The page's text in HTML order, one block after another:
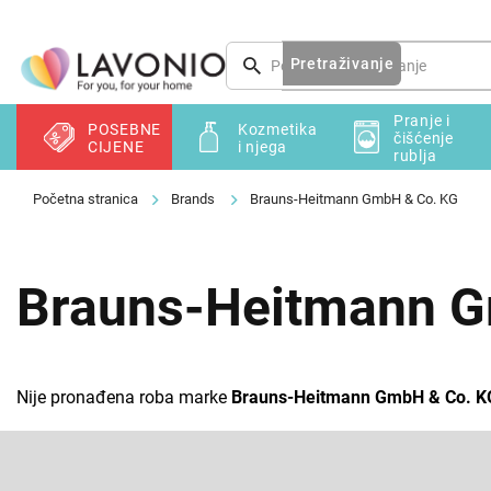
sadržaj
Pretraživanje
POSEBNE
CIJENE
Kozmetika
i njega
Pranje i
čišćenje
rublja
Brands Brauns-Heitmann GmbH & Co. KG
Brauns-Heitmann
Nije pronađena roba marke Brauns-Heitmann GmbH & Co.